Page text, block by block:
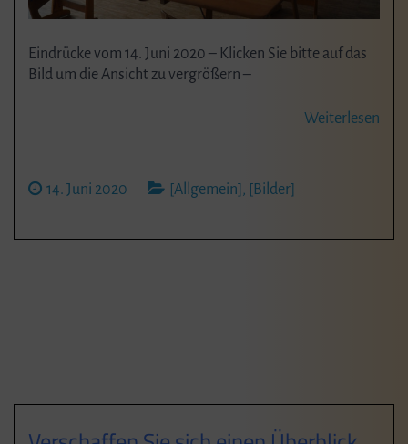
Eindrücke vom 14. Juni 2020 – Klicken Sie bitte auf das
Bild um die Ansicht zu vergrößern –
Weiterlesen
14. Juni 2020 [Allgemein] , [Bilder]